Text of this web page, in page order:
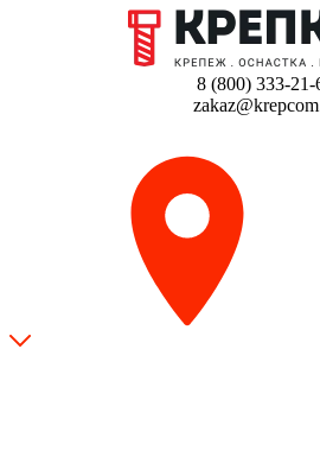
8 (800) 333-21-